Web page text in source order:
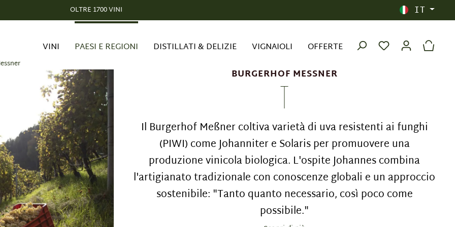
OLTRE 1700 VINI IT
VINI PAESI E REGIONI DISTILLATI & DELIZIE VIGNAIOLI OFFERTE
BURGERHOF MESSNER
Il Burgerhof Meßner coltiva varietà di uva resistenti ai funghi
(PIWI) come Johanniter e Solaris per promuovere una
produzione vinicola biologica. L'ospite Johannes combina
l'artigianato tradizionale con conoscenze globali e un approccio
sostenibile: "Tanto quanto necessario, così poco come
possibile."